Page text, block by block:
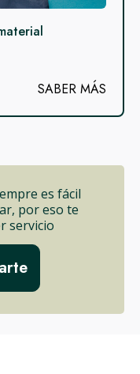
SABER MÁS
es fácil
por eso te
servicio